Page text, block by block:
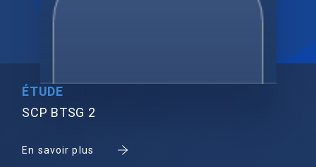
ÉTUDE
SCP BTSG 2
En savoir plus